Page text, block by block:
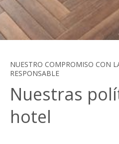
NUESTRO COMPROMISO CON
RESPONSABLE
Nuestras
hotel